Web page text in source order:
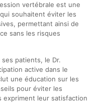
vertébrale est une
souhaitent éviter les
permettant ainsi de
sans les risques
patients, le Dr.
active dans le
une éducation sur les
pour éviter les
expriment leur satisfaction